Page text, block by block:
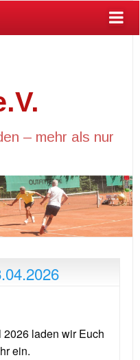
– mehr als nur
laden wir Euch
ein.